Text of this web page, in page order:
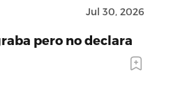
Jul 30, 2026
pero no declara